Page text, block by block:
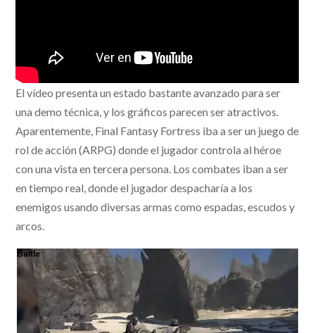
El vídeo presenta un estado bastante avanzado para ser
una demo técnica, y los gráficos parecen ser atractivos.
Aparentemente, Final Fantasy Fortress iba a ser un juego de
rol de acción (ARPG) donde el jugador controla al héroe
con una vista en tercera persona. Los combates iban a ser
en tiempo real, donde el jugador despacharía a los
enemigos usando diversas armas como espadas, escudos y
arcos.